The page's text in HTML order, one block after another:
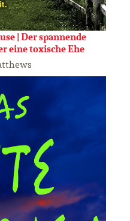
| Der spannende
eine toxische Ehe